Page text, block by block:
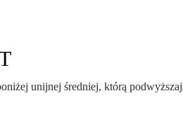
unijnej średniej, którą